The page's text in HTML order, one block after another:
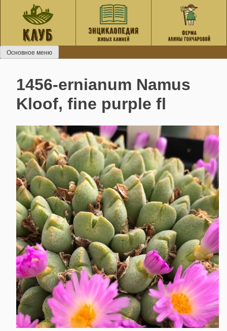
содержанию
Основное меню
1456-ernianum Namus
Kloof, fine purple fl